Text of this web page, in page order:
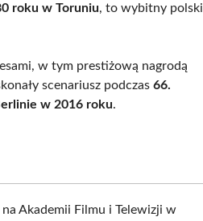
roku w Toruniu, to wybitny polski
w tym prestiżową nagrodą
scenariusz podczas66.
w 2016 roku.
na Akademii Filmu i Telewizji w